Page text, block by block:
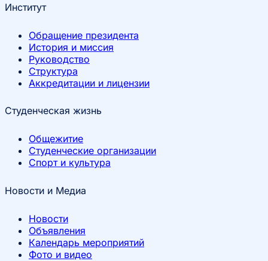
Институт
Обращение президента
История и миссия
Руководство
Структура
Аккредитации и лицензии
Студенческая жизнь
Общежитие
Студенческие организации
Спорт и культура
Новости и Медиа
Новости
Объявления
Календарь мероприятий
Фото и видео